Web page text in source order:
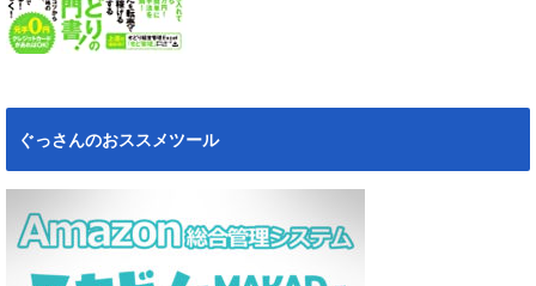
ぐっさんのおススメツール